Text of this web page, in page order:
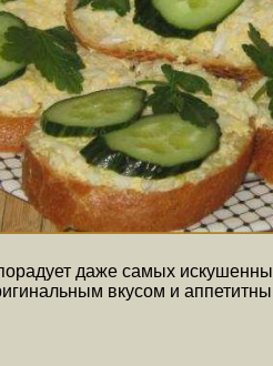
даже самых
вкусом и